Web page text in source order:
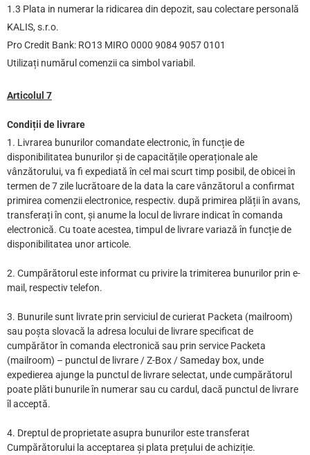
1.3 Plata in numerar la ridicarea din depozit, sau colectare personală
KALIS, s.r.o.
Pro Credit Bank: RO13 MIRO 0000 9084 9057 0101
Utilizați numărul comenzii ca simbol variabil.
Articolul 7
Condiții de livrare
1. Livrarea bunurilor comandate electronic, în funcție de
disponibilitatea bunurilor și de capacitățile operaționale ale
vânzătorului, va fi expediată în cel mai scurt timp posibil, de obicei în
termen de 7 zile lucrătoare de la data la care vânzătorul a confirmat
primirea comenzii electronice, respectiv. după primirea plății în avans,
transferați în cont, și anume la locul de livrare indicat în comanda
electronică. Cu toate acestea, timpul de livrare variază în funcție de
disponibilitatea unor articole.
2. Cumpărătorul este informat cu privire la trimiterea bunurilor prin e-
mail, respectiv telefon.
3. Bunurile sunt livrate prin serviciul de curierat Packeta (mailroom)
sau poșta slovacă la adresa locului de livrare specificat de
cumpărător în comanda electronică sau prin service Packeta
(mailroom) – punctul de livrare / Z-Box / Sameday box, unde
expedierea ajunge la punctul de livrare selectat, unde cumpărătorul
poate plăti bunurile în numerar sau cu cardul, dacă punctul de livrare
îl acceptă.
4. Dreptul de proprietate asupra bunurilor este transferat
Cumpărătorului la acceptarea și plata prețului de achiziție.